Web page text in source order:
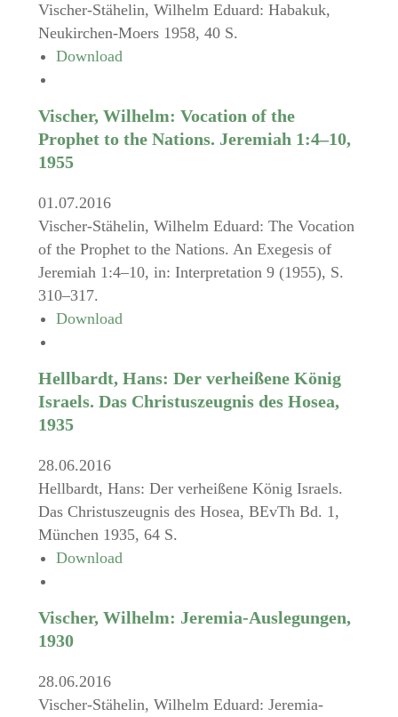
Vischer-Stähelin, Wilhelm Eduard: Habakuk,
Neukirchen-Moers 1958, 40 S.
Download
Vischer, Wilhelm: Vocation of the
Prophet to the Nations. Jeremiah 1:4–10,
1955
01.07.2016
Vischer-Stähelin, Wilhelm Eduard: The Vocation
of the Prophet to the Nations. An Exegesis of
Jeremiah 1:4–10, in: Interpretation 9 (1955), S.
310–317.
Download
Hellbardt, Hans: Der verheißene König
Israels. Das Christuszeugnis des Hosea,
1935
28.06.2016
Hellbardt, Hans: Der verheißene König Israels.
Das Christuszeugnis des Hosea, BEvTh Bd. 1,
München 1935, 64 S.
Download
Vischer, Wilhelm: Jeremia-Auslegungen,
1930
28.06.2016
Vischer-Stähelin, Wilhelm Eduard: Jeremia-